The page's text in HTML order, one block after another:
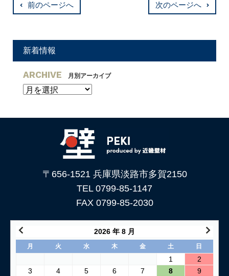
前のページへ 次のページへ
新着情報
ARCHIVE 月別アーカイブ
〒656-1521 兵庫県淡路市多賀2150
TEL 0799-85-1147
FAX 0799-85-2030
2026 年 8 月
月 火 水 木 金 土 日
1
2
3
4 5 6 7 8
9